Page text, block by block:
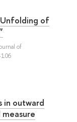
of
of
in outward